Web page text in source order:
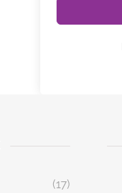
(17)